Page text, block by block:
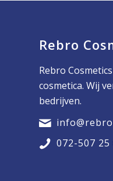
Rebro
Rebro
cosmetica. Wij
bedrijven.
072-507 25